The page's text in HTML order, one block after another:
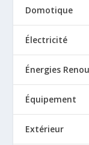
Domotique
Électricité
Énergies
Équipement
Extérieur